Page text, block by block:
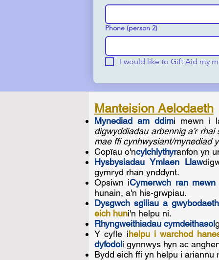
Phone (person 2)
I would like to Gift Aid my
Manteision Aelodaeth
Mynediad am ddimi mewn i
digwyddiadau arbennig a’r
mae ffi cynhwysiant/mynediad
Copïau o'ncylchlythyranfon yn
Hysbysiadau Ymlaen Llaw
gymryd rhan ynddynt.
Opsiwn iCymerwch ran
hunain, a'n his-grwpiau.
Dysgwch sgiliau a
eich huni'n helpu ni.
Rhyngweithiadau cymdeithasol
Y cyfle ihelpu i warchod
dyfodoli gynnwys hyn ac
Bydd eich ffi yn helpu i ariannu